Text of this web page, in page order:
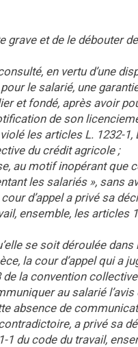
et de le débouter
en vertu d’une
le salarié, une
et fondé, après avoir
de son
les articles L. 1232-1,
du crédit agricole ;
au motif inopérant que
les salariés », sans
d’appel a privé sa
ensemble, les articles
se soit déroulée dans
la cour d’appel qui a
la convention
au salarié
absence de
a privé sa
1 du code du travail,